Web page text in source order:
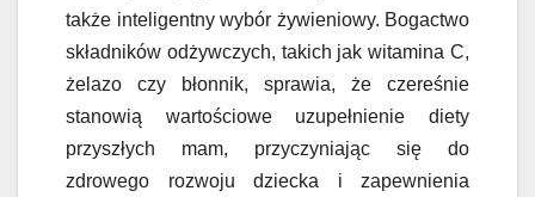
także inteligentny wybór żywieniowy. Bogactwo
składników odżywczych, takich jak witamina C,
żelazo czy błonnik, sprawia, że czereśnie
stanowią wartościowe uzupełnienie diety
przyszłych mam, przyczyniając się do
zdrowego rozwoju dziecka i zapewnienia